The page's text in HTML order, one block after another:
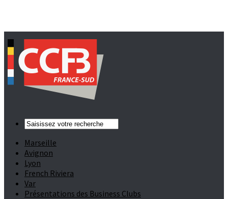
Marseille
Avignon
Lyon
French Riviera
Var
Présentations des Business Clubs